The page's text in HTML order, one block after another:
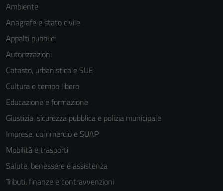
Ambiente
Anagrafe e stato civile
Appalti pubblici
Autorizzazioni
Catasto, urbanistica e SUE
Cultura e tempo libero
Educazione e formazione
Giustizia, sicurezza pubblica e polizia municipale
Imprese, commercio e SUAP
Mobilità e trasporti
Salute, benessere e assistenza
Tributi, finanze e contravvenzioni